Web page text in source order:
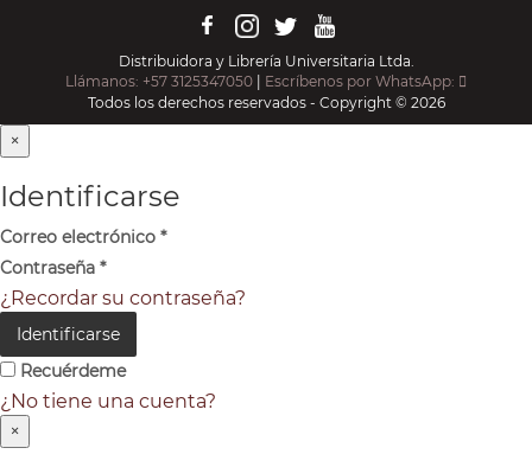
Distribuidora y Librería Universitaria Ltda.
Llámanos: +57 3125347050 | Escríbenos por WhatsApp:
Todos los derechos reservados - Copyright © 2026
×
Identificarse
Correo electrónico *
Contraseña *
¿Recordar su contraseña?
Identificarse
Recuérdeme
¿No tiene una cuenta?
×